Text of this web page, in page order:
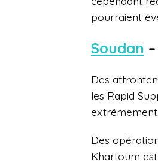
pourraient
Soudan
Des
les Rapid
Des
Khartoum est